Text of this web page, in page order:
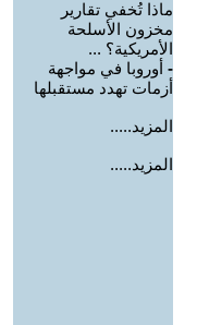
ماذا تُخفي تقارير
مخزون الأسلحة
الأمريكية؟ ...
- أوروبا في مواجهة
أزمات تهدد مستقبلها
المزيد.....
المزيد.....